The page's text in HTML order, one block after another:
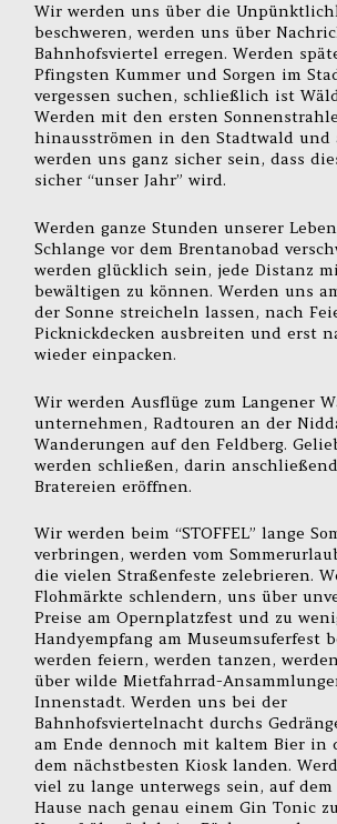
Wir werden uns über die
beschweren, werden uns über
Bahnhofsviertel erregen. Werden
Pfingsten Kummer und Sorgen im
vergessen suchen, schließlich ist
Werden mit den ersten
hinausströmen in den Stadtwald und
werden uns ganz sicher sein, dass
sicher “unser Jahr” wird.
Werden ganze Stunden unserer
Schlange vor dem Brentanobad
werden glücklich sein, jede Distanz
bewältigen zu können. Werden uns
der Sonne streicheln lassen, nach
Picknickdecken ausbreiten und erst
wieder einpacken.
Wir werden Ausflüge zum Langener
unternehmen, Radtouren an der
Wanderungen auf den Feldberg.
werden schließen, darin
Bratereien eröffnen.
Wir werden beim “STOFFEL” lange
verbringen, werden vom
die vielen Straßenfeste zelebrieren.
Flohmärkte schlendern, uns über
Preise am Opernplatzfest und zu
Handyempfang am Museumsuferfest
werden feiern, werden tanzen,
über wilde Mietfahrrad-
Innenstadt. Werden uns bei der
Bahnhofsviertelnacht durchs
am Ende dennoch mit kaltem Bier in
dem nächstbesten Kiosk landen.
viel zu lange unterwegs sein, auf dem
Hause nach genau einem Gin Tonic